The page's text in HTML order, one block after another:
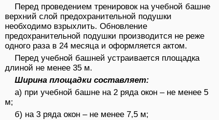
Перед проведением тренировок на учебной башне
верхний слой предохранительной подушки
необходимо взрыхлить. Обновление
предохранительной подушки производится не реже
одного раза в 24 месяца и оформляется актом.
Перед учебной башней устраивается площадка
длиной не менее 35 м.
Ширина площадки составляет:
а) при учебной башне на 2 ряда окон – не менее 5
м;
б) на 3 ряда окон – не менее 7,5 м;